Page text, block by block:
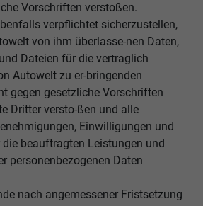
Vorschriften verstoßen.
verpflichtet sicherzustellen,
von ihm überlasse-nen Daten,
Dateien für die vertraglich
Autowelt zu er-bringenden
gegen gesetzliche Vorschriften
Dritter versto-ßen und alle
Einwilligungen und
beauftragten Leistungen und
personenbezogenen Daten
nach angemessener Fristsetzung